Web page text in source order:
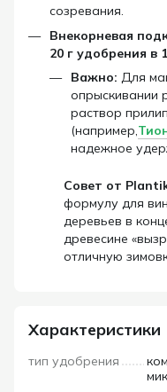
созревания.
Внекорневая
20 г удобрения в
Важно: Для
опрыскивании
раствор
(например,
надежное
Совет от
формулу для
деревьев в
древесине
отличную
Характеристики
тип удобрения